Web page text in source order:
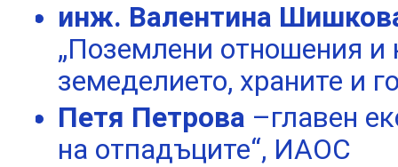
инж. Валентина
„Поземлени отношения и
земеделието, храните и
Петя Петрова –главен
на отпадъците“, ИАОС